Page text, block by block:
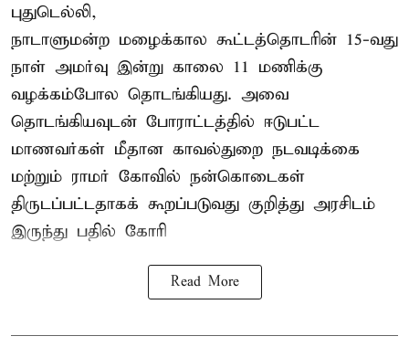
புதுடெல்லி,
நாடாளுமன்ற மழைக்கால கூட்டத்தொடரின் 15-வது
நாள் அமர்வு இன்று காலை 11 மணிக்கு
வழக்கம்போல தொடங்கியது. அவை
தொடங்கியவுடன் போராட்டத்தில் ஈடுபட்ட
மாணவர்கள் மீதான காவல்துறை நடவடிக்கை
மற்றும் ராமர் கோவில் நன்கொடைகள்
திருடப்பட்டதாகக் கூறப்படுவது குறித்து அரசிடம்
இருந்து பதில் கோரி
Read More